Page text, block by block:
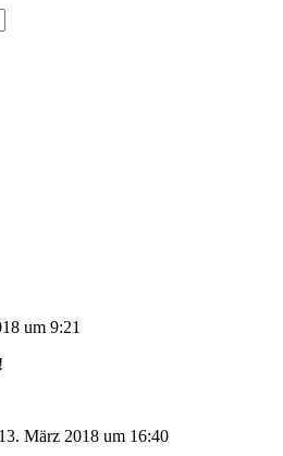
um 9:21
März 2018 um 16:40